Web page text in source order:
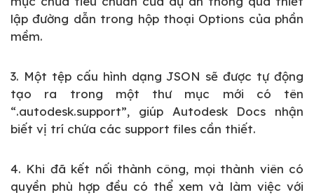
lập đường dẫn trong hộp thoại Options của phần
mềm.
3. Một tệp cấu hình dạng JSON sẽ được tự động
tạo ra trong một thư mục mới có tên
“.autodesk.support”, giúp Autodesk Docs nhận
biết vị trí chứa các support files cần thiết.
4. Khi đã kết nối thành công, mọi thành viên có
quyền phù hợp đều có thể xem và làm việc với